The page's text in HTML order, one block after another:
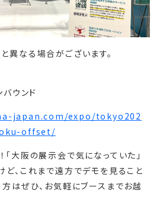
異なる場合がございます。
ウンド
japan.com/expo/tokyo202
offset/
大阪の展示会で気になっていた」
ど、これまで遠方でデモを見ること
方はぜひ、お気軽にブースまでお越